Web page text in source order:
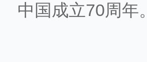
中国成立70周年。